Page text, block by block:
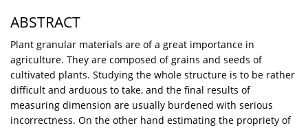
ABSTRACT
Plant granular materials are of a great importance in
agriculture. They are composed of grains and seeds of
cultivated plants. Studying the whole structure is to be rather
difficult and arduous to take, and the final results of
measuring dimension are usually burdened with serious
incorrectness. On the other hand estimating the propriety of